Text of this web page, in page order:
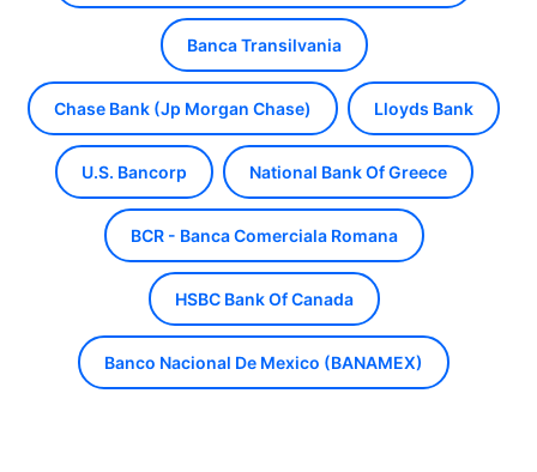
Banca Transilvania
Chase Bank (Jp Morgan Chase) Lloyds Bank
U.S. Bancorp National Bank Of Greece
BCR - Banca Comerciala Romana
HSBC Bank Of Canada
Banco Nacional De Mexico (BANAMEX)